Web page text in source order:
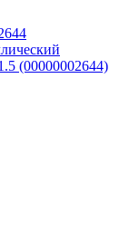
(00000002644)